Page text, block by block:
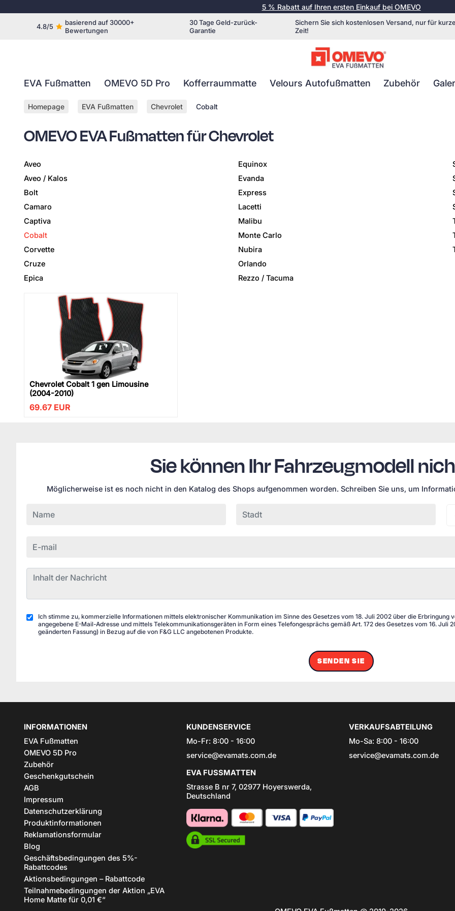
5 % Rabatt auf Ihren ersten Einkauf bei OMEVO
4.8/5
basierend auf 30000+
Bewertungen
30 Tage Geld-zurück-
Garantie
Sichern Sie sich kostenlosen Versand, nur für kurze
Zeit!
EVA Fußmatten OMEVO 5D Pro Kofferraummatte Velours Autofußmatten Zubehör
Homepage EVA Fußmatten Chevrolet Cobalt
OMEVO EVA Fußmatten für Chevrolet
Aveo
Aveo / Kalos
Bolt
Camaro
Captiva
Cobalt
Corvette
Cruze
Epica
Equinox
Evanda
Express
Lacetti
Malibu
Monte Carlo
Nubira
Orlando
Rezzo / Tacuma
Chevrolet Cobalt 1 gen Limousine
(2004-2010)
69.67 EUR
Sie können Ihr Fahrzeugmodell
Möglicherweise ist es noch nicht in den Katalog des Shops aufgenommen worden. Schreiben Sie uns, um
Ich stimme zu, kommerzielle Informationen mittels elektronischer Kommunikation im Sinne des Gesetzes vom 18. Juli 2002 über die Erbringung
angegebene E-Mail-Adresse und mittels Telekommunikationsgeräten in Form eines Telefongesprächs gemäß Art. 172 des Gesetzes vom 16. Juli
geänderten Fassung) in Bezug auf die von F&G LLC angebotenen Produkte.
SENDEN SIE
INFORMATIONEN
EVA Fußmatten
OMEVO 5D Pro
Zubehör
Geschenkgutschein
AGB
Impressum
Datenschutzerklärung
Produktinformationen
Reklamationsformular
Blog
Geschäftsbedingungen des 5%-
Rabattcodes
Aktionsbedingungen – Rabattcode
Teilnahmebedingungen der Aktion „EVA
Home Matte für 0,01 €“
KUNDENSERVICE
Mo-Fr: 8:00 - 16:00
service@evamats.com.de
EVA FUSSMATTEN
Strasse B nr 7, 02977 Hoyerswerda,
Deutschland
VERKAUFSABTEILUNG
Mo-Sa: 8:00 - 16:00
service@evamats.com.de
weitere Nutzung unserer Webseite stimmen Sie der Verwendung von Cookies